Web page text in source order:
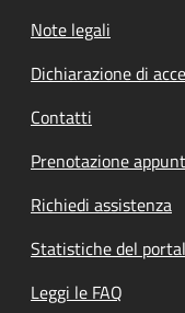
Note legali
Dichiarazione di
Contatti
Prenotazione
Richiedi assistenza
Statistiche del
Leggi le FAQ